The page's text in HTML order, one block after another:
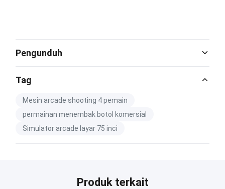
Pengunduh
PDF
Tag
Mesin arcade shooting 4 pemain
permainan menembak botol komersial
Simulator arcade layar 75 inci
Produk terkait